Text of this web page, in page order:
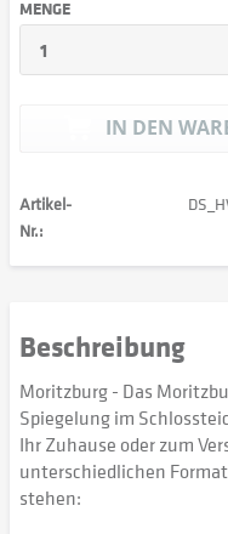
MENGE
IN DEN
Artikel-
Nr.:
Beschreibung
Moritzburg - Das
Spiegelung im
Ihr Zuhause oder zum
unterschiedlichen
stehen: